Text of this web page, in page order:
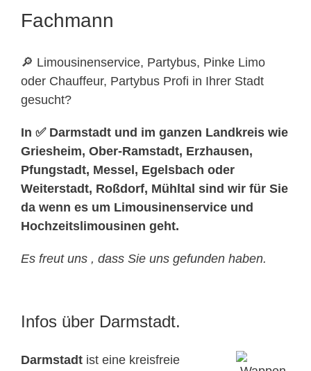
Fachmann
🔎 Limousinenservice, Partybus, Pinke Limo
oder Chauffeur, Partybus Profi in Ihrer Stadt
gesucht?
In ✅ Darmstadt und im ganzen Landkreis wie
Griesheim, Ober-Ramstadt, Erzhausen,
Pfungstadt, Messel, Egelsbach oder
Weiterstadt, Roßdorf, Mühltal sind wir für Sie
da wenn es um Limousinenservice und
Hochzeitslimousinen geht.
Es freut uns , dass Sie uns gefunden haben.
Infos über Darmstadt.
Darmstadt ist eine kreisfreie